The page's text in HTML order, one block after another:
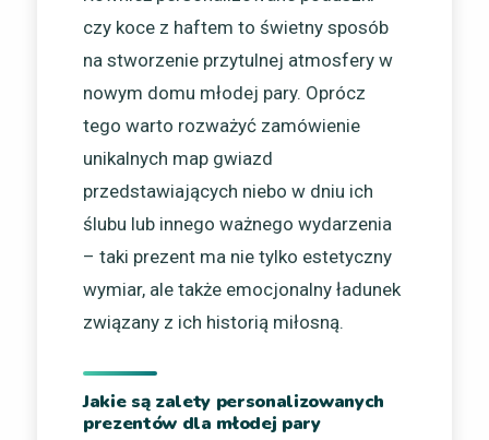
czy koce z haftem to świetny sposób
na stworzenie przytulnej atmosfery w
nowym domu młodej pary. Oprócz
tego warto rozważyć zamówienie
unikalnych map gwiazd
przedstawiających niebo w dniu ich
ślubu lub innego ważnego wydarzenia
– taki prezent ma nie tylko estetyczny
wymiar, ale także emocjonalny ładunek
związany z ich historią miłosną.
Jakie są zalety personalizowanych
prezentów dla młodej pary